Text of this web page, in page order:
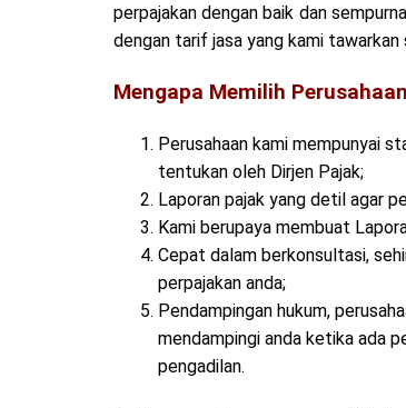
perpajakan dengan baik dan
dengan tarif jasa yang kami tawarkan
Mengapa Memilih
Perusahaan kami mempunyai
tentukan oleh Dirjen Pajak;
Laporan pajak yang detil agar
Kami berupaya membuat
Cepat dalam berkonsultasi,
perpajakan anda;
Pendampingan hukum,
mendampingi anda ketika ada
pengadilan.